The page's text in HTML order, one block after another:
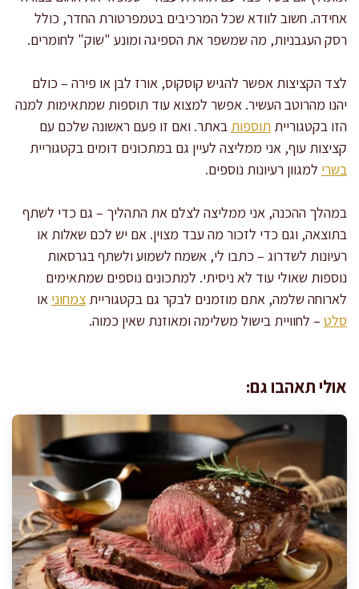
אחידה. חשוב לוודא שכל המרכיבים בטמפרטורת החדר, כולל
רסק העגבניות, מה שמשפר את הספיגה ומונע "שוק" לחומרים.
לצד הקציצות אפשר להגיש קוסקוס, אורז לבן או פירה – כולם
יהנו מהרוטב העשיר. אפשר למצוא עוד תוספות שמתאימות למנה
הזו בקטגוריית תוספות באתר. ואם זו פעם ראשונה שלכם עם
קציצות עוף, אני ממליצה לעיין גם במתכונים דומים בקטגוריית
בשרי למגוון רעיונות נוספים.
במהלך ההכנה, אני ממליצה לצלם את התהליך – גם כדי לשתף
בתוצאה, וגם כדי לזכור מה עבד מצוין. אם יש לכם שאלות או
רעיונות לשדרוג – כתבו לי, אשמח לשמוע ולשתף בגרסאות
נוספות שאולי עוד לא ניסיתי. למתכונים נוספים שמתאימים
לארוחה שלמה, אתם מוזמנים לבקר גם בקטגוריית צמחוני או
סלט – לחוויית בישול משלימה ומאוזנת שאין כמוה.
אולי תאהבו גם: